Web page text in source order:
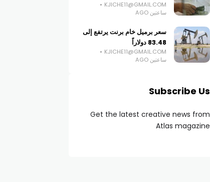
KJICHE11@GMAIL.COM
ساعتين AGO
سعر برميل خام برنت يرتفع إلى
83.48 دولاراً
KJICHE11@GMAIL.COM
ساعتين AGO
Subscribe Us
Get the latest creative news from
Atlas magazine